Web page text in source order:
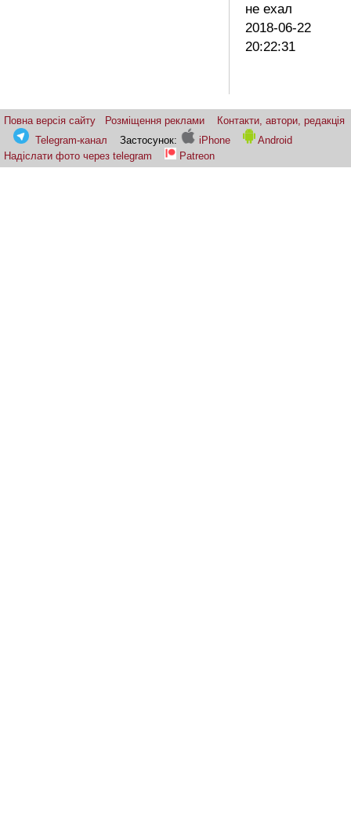
не ехал
2018-06-22
20:22:31
Повна версія сайту Розміщення реклами
Контакти, автори, редакція
Telegram-канал
Застосунок: iPhone
Android
Надіслати фото через telegram
Patreon